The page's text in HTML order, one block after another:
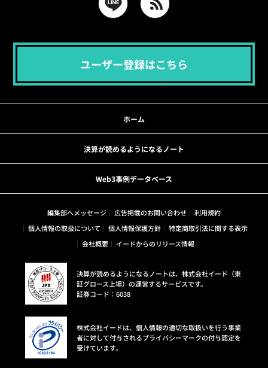
ユーザー登録はこちら
ホーム
決算が読めるようになるノート
Web3事例データベース
編集部へメッセージ 広告掲載のお問い合わせ
利用規約
個人情報の取扱について
個人情報保護方針
特定商取引法に関する表示
会社概要
イードからのリリース情報
決算が読めるようになるノートは、株式会社イード（東
証グロース上場）の運営するサービスです。
証券コード：6038
株式会社イードは、個人情報の適切な取扱いを行う事業
者に対して付与されるプライバシーマークの付与認定を
受けています。